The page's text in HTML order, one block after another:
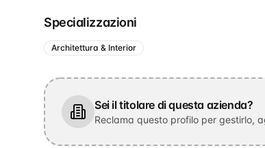
Specializzazioni
Architettura & Interior
Sei il titolare di questa azienda?
Reclama questo profilo per gestirlo,